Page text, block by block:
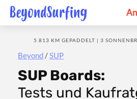
Beyond /SUP
5.813 KM GEPADDELT | 3
SUP Boards:
Tests und